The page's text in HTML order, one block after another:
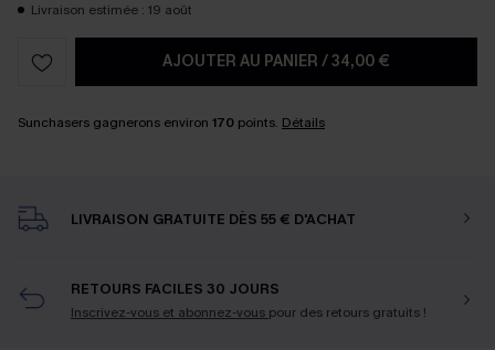
Livraison estimée : 19 août
AJOUTER AU PANIER /34,00 €
Sunchasers gagnerons environ 170 points. Détails
LIVRAISON GRATUITE DÈS 55 € D'ACHAT
RETOURS FACILES 30 JOURS
Inscrivez-vous et abonnez-vous pour des retours gratuits !